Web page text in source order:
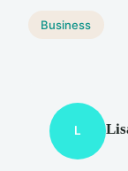
Business
L